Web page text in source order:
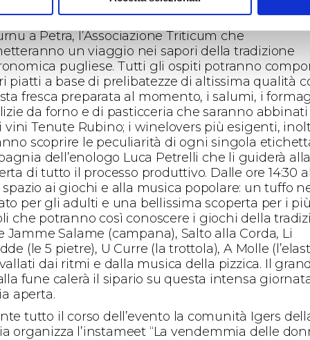
di alcuni partner significati del territorio
a Petra, l’Associazione Triticum che
un viaggio nei sapori della tradizione
pugliese. Tutti gli ospiti potranno
piatti a base di prelibatezze di altissima qualità
fresca preparata al momento, i salumi, i
da forno e di pasticceria che saranno abbinati
vini Tenute Rubino; i winelovers più esigenti,
scoprire le peculiarità di ogni singola
dell’enologo Luca Petrelli che li guiderà alla
di tutto il processo produttivo. Dalle ore 14:30
spazio ai giochi e alla musica popolare: un tuffo
per gli adulti e una bellissima scoperta per i più
che potranno così conoscere i giochi della
Jamme Salame (campana), Salto alla Corda, Li
(le 5 pietre), U Curre (la trottola), A Molle
dai ritmi e dalla musica della pizzica. Il
fune calerà il sipario su questa intensa
aperta.
tutto il corso dell’evento la comunità Igers
organizza l’instameet “La vendemmia delle